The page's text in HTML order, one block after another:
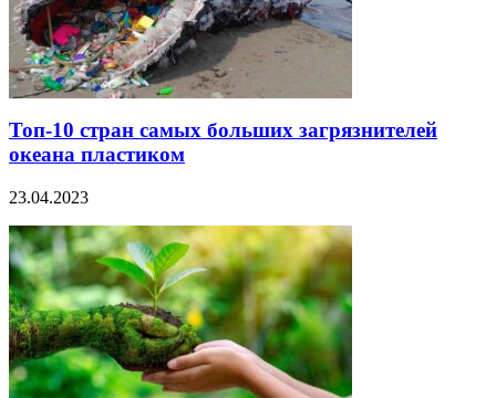
Топ-10 стран самых больших загрязнителей
океана пластиком
23.04.2023